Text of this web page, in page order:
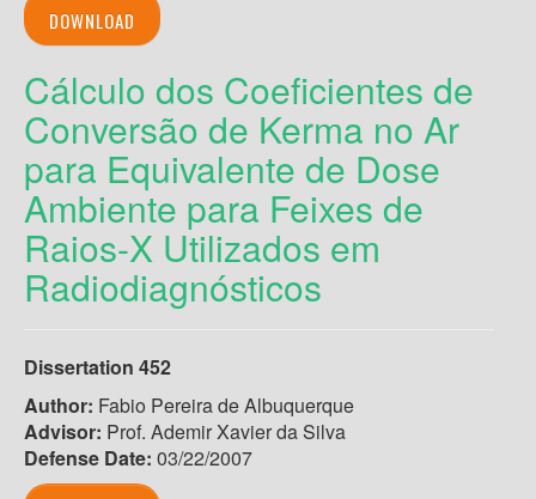
DOWNLOAD
Cálculo dos Coeficientes de
Conversão de Kerma no Ar
para Equivalente de Dose
Ambiente para Feixes de
Raios-X Utilizados em
Radiodiagnósticos
Dissertation 452
Author: Fabio Pereira de Albuquerque
Advisor: Prof. Ademir Xavier da Silva
Defense Date: 03/22/2007